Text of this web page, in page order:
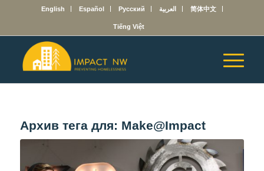
English Español Русский العربية 简体中文
Tiếng Việt
Архив тега для: Make@Impact